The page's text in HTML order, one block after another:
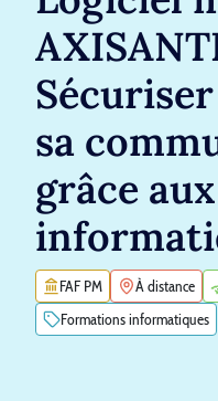
sa
grâce
FAF PM À distance
Formations informatiques